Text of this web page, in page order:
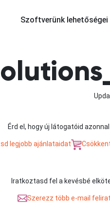
Szoftverünk lehetőségei
Érd el, hogy új látogatóid
legjobb ajánlataidat
Iratkoztasd fel a kevésbé
Szerezz több e-mail